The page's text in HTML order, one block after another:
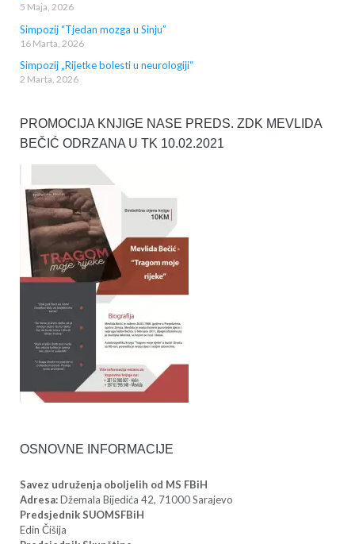
5 Maja, 2026
Simpozij “Tjedan mozga u Sinju”
16 Marta, 2026
Simpozij „Rijetke bolesti u neurologiji“
2 Marta, 2026
PROMOCIJA KNJIGE NASE PREDS. ZDK MEVLIDA
BEČIĆ ODRZANA U TK 10.02.2021
OSNOVNE INFORMACIJE
Savez udruženja oboljelih od MS FBiH
Adresa:Džemala Bijedića 42, 71000 Sarajevo
Predsjednik SUOMSFBiH
Edin Čišija